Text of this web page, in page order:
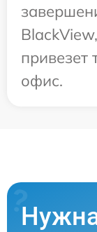
привезет
офис.